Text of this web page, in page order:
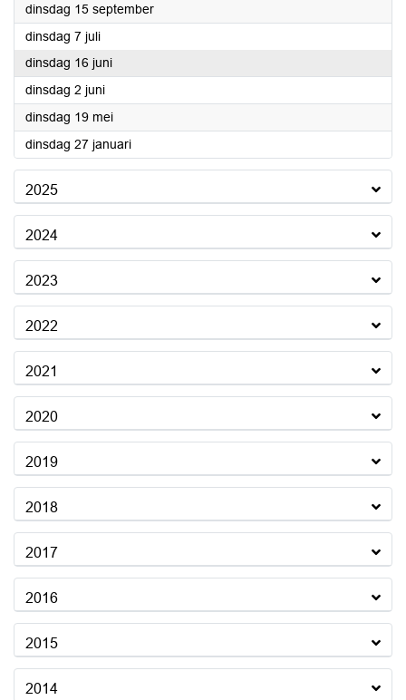
dinsdag 15 september2026
dinsdag 7 juli2026
dinsdag 16 juni2026
dinsdag 2 juni2026
dinsdag 19 mei2026
dinsdag 27 januari2026
2025
2024
2023
2022
2021
2020
2019
2018
2017
2016
2015
2014